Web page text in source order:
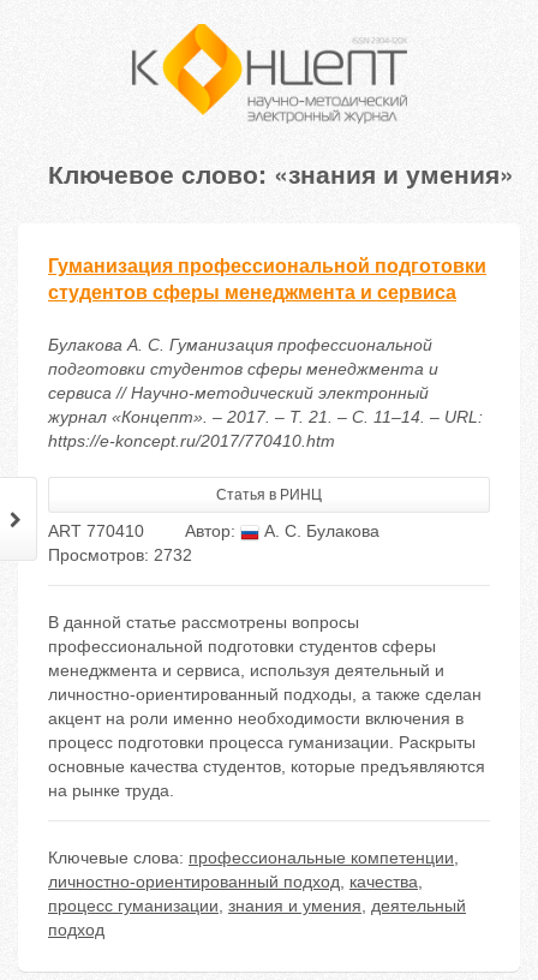
Ключевое слово: «знания и умения»
Гуманизация профессиональной подготовки
студентов сферы менеджмента и сервиса
Булакова А. С. Гуманизация профессиональной
подготовки студентов сферы менеджмента и
сервиса // Научно-методический электронный
журнал «Концепт». – 2017. – Т. 21. – С. 11–14. – URL:
https://e-koncept.ru/2017/770410.htm
Статья в РИНЦ
ART 770410 Автор:
А. С. Булакова
Просмотров: 2732
В данной статье рассмотрены вопросы
профессиональной подготовки студентов сферы
менеджмента и сервиса, используя деятельный и
личностно-ориентированный подходы, а также сделан
акцент на роли именно необходимости включения в
процесс подготовки процесса гуманизации. Раскрыты
основные качества студентов, которые предъявляются
на рынке труда.
Ключевые слова: профессиональные компетенции,
личностно-ориентированный подход, качества,
процесс гуманизации, знания и умения, деятельный
подход